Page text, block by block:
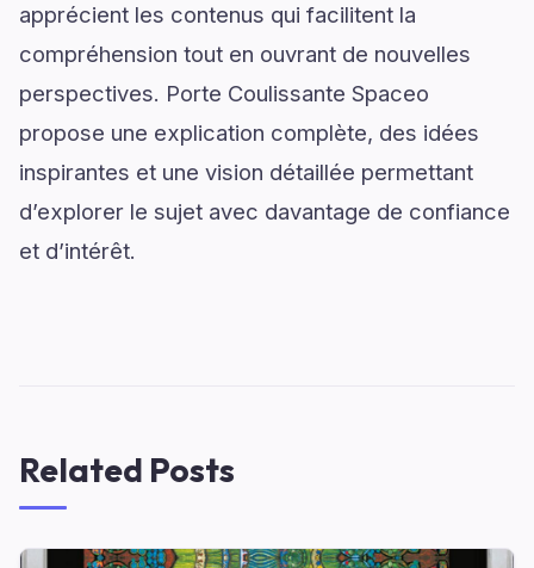
apprécient les contenus qui facilitent la
compréhension tout en ouvrant de nouvelles
perspectives. Porte Coulissante Spaceo
propose une explication complète, des idées
inspirantes et une vision détaillée permettant
d’explorer le sujet avec davantage de confiance
et d’intérêt.
Related Posts